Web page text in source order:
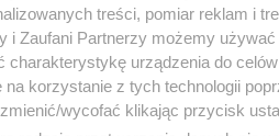
treści, pomiar reklam i
i Zaufani Partnerzy możemy używać
urządzenia do
korzystanie z tych technologii
wycofać klikając przycisk